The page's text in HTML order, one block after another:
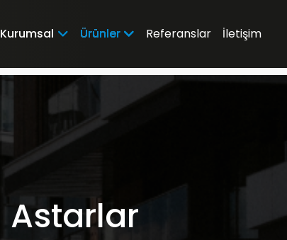
Kurumsal Ürünler Referanslar İletişim
Astarlar